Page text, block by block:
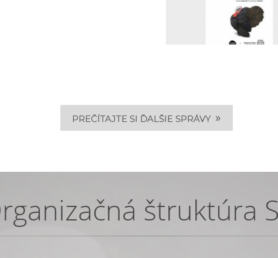
PREČÍTAJTE SI ĎALŠIE SPRÁVY »
štruktúra